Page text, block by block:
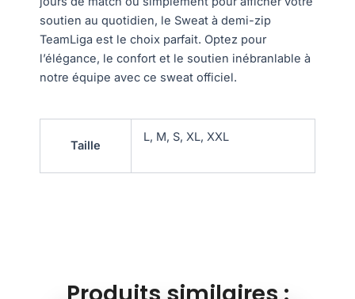
soutien au quotidien, le Sweat à demi-zip
TeamLiga est le choix parfait. Optez pour
l’élégance, le confort et le soutien inébranlable à
notre équipe avec ce sweat officiel.
Taille
L, M, S, XL, XXL